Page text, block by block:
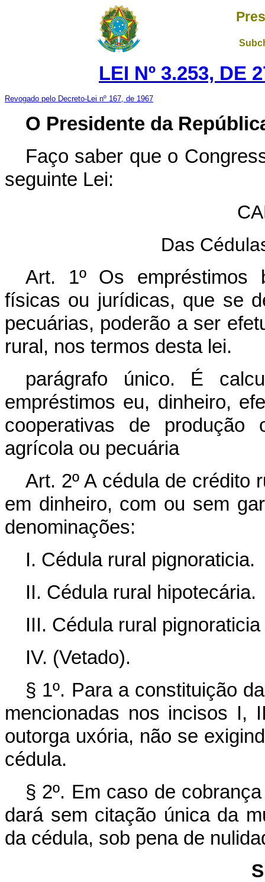
LEI Nº 3.253, DE
Revogado pelo Decreto-Lei nº 167, de 1967
O Presidente da
Faço saber que o
seguinte Lei:
Das
Art. 1º Os empréstimos
físicas ou jurídicas, que se
pecuárias, poderão a ser
rural, nos termos desta lei.
parágrafo único. É
empréstimos eu, dinheiro,
cooperativas de
agrícola ou pecuária
Art. 2º A cédula de crédito
em dinheiro, com ou sem
denominações:
I. Cédula rural pignoraticia.
II. Cédula rural hipotecária.
III. Cédula rural
IV. (Vetado).
§ 1º. Para a constituição
mencionadas nos incisos I,
outorga uxória, não se
cédula.
§ 2º. Em caso de
dará sem citação única da
da cédula, sob pena de